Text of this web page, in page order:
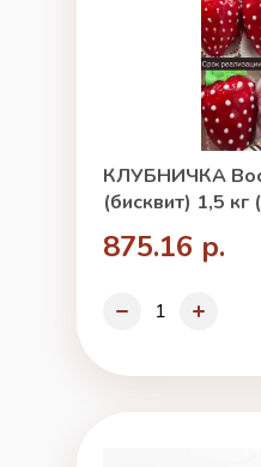
КЛУБНИЧКА
(бисквит) 1,5 кг
875.16 р.